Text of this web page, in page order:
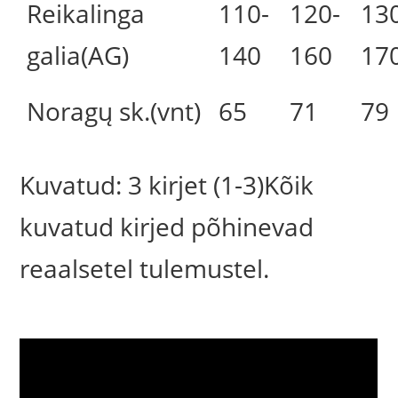
Reikalinga
galia(AG)
110-
140
120-
160
Noragų sk.(vnt) 65 71 79
Kuvatud: 3 kirjet (1-3)Kõik
kuvatud kirjed põhinevad
reaalsetel tulemustel.